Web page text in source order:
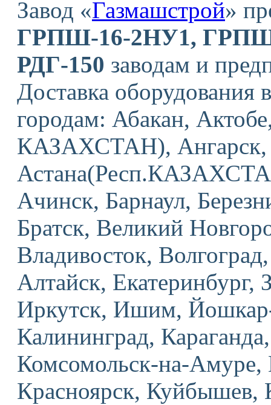
Завод «Газмашстрой»
ГРПШ-16-2НУ1, ГРПШ-
РДГ-150 заводам и
Доставка
городам: Абакан,
КАЗАХСТАН), Ангарск,
Ачинск, Барнаул,
Братск, Великий
Владивосток,
Алтайск, Екатеринбург,
Иркутск, Ишим,
Калининград,
Комсомольск-на-Амуре,
Красноярск,